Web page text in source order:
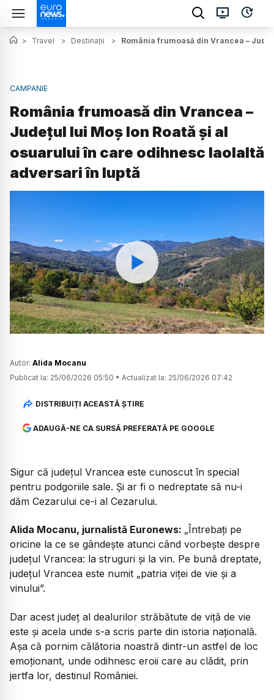
> Travel > Destinații > România frumoasă din Vrancea –
CAMPANIE
România frumoasă din Vrancea –
Județul lui Moș Ion Roată și al
osuarului în care odihnesc laolaltă
adversari în luptă
Watch
Autor: Alida Mocanu
Publicat la: 25/06/2026 05:50 • Actualizat la: 25/06/2026 07:42
DISTRIBUIȚI ACEASTĂ ȘTIRE
ADAUGĂ-NE CA SURSĂ PREFERATĂ PE GOOGLE
Sigur că județul Vrancea este cunoscut în special
pentru podgoriile sale. Și ar fi o nedreptate să nu-i
dăm Cezarului ce-i al Cezarului.
Alida Mocanu, jurnalistă Euronews: „Întrebați pe
oricine la ce se gândește atunci când vorbește despre
județul Vrancea: la struguri și la vin. Pe bună dreptate,
județul Vrancea este numit „patria viței de vie și a
vinului”.
Dar acest județ al dealurilor străbătute de viță de vie
este și acela unde s-a scris parte din istoria națională.
Așa că pornim călătoria noastră dintr-un astfel de loc
emoționant, unde odihnesc eroii care au clădit, prin
jertfa lor, destinul României.